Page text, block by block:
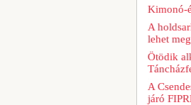
Kimonó-
A
lehet
Ötödik
A
járó